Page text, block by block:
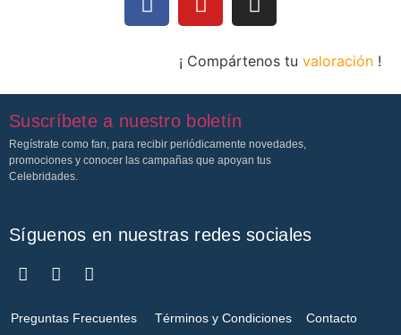
¡ Compártenos tu valoración !
Suscríbete a nuestro boletín
Regístrate como fan, para recibir periódicamente novedades,
promociones y conocer las campañas que apoyan tus
Celebridades.
Síguenos en nuestras redes sociales
Preguntas Frecuentes Términos y Condiciones Contacto